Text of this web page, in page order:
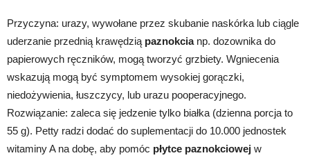
Przyczyna: urazy, wywołane przez skubanie naskórka lub ciągle
uderzanie przednią krawędzią paznokcianp. dozownika do
papierowych ręczników, mogą tworzyć grzbiety. Wgniecenia
wskazują mogą być symptomem wysokiej gorączki,
niedożywienia, łuszczycy, lub urazu pooperacyjnego.
Rozwiązanie: zaleca się jedzenie tylko białka (dzienna porcja to
55 g). Petty radzi dodać do suplementacji do 10.000 jednostek
witaminy A na dobę, aby pomóc płytce paznokciowej w